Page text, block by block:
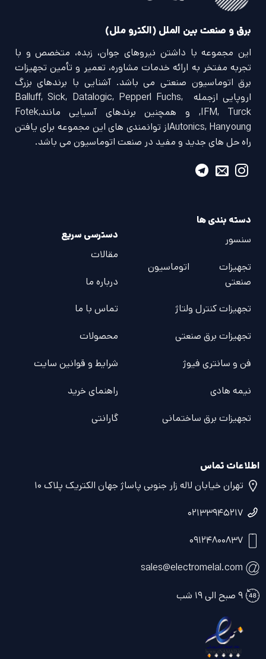
برق و صنعت بین الملل (الکترو ملل)
این مجموعه با داشتن نیروهای جوان، زبده، متخصص و با
تجربه مفتخر به ارائه خدمات مشاوره، تعمیر و تأمین تجهیزات
برق اتوماسیون صنعتی می باشد. آشنایی با برندهای بزرگ
اروپایی ازجمله Balluff, Sick, Datalogic, Pepperl Fuchs,
IFM, Turck, و همچنین برندهای آسیایی مانندFotek,
Autonics, Hanyoungاز توانمندی های این مجموعه برای یافتن
راه حل های جدید و مفید در صنعت اتوماسیون می باشد.
دسته بندی ها
سنسور
تجهیزات اتوماسیون
صنعتی
تجهیزات کنترل ولتاژ
تجهیزات برق صنعتی
فن و سانتری فیوژ
نیمه هادی
تجهیزات برق ساختمانی
دسترسی سریع
مقالات
درباره ما
تماس با ما
محصولات
شرایط و قوانین سایت
راهنمای خرید
گارانتی
اطلاعات تماس
تهران خیابان لاله زار جنوبی پاساژ جهان الکتریک پلاک ۱۰
۰۲۱۳۳۹۴۵۲۱۷
۰۹۱۲۴۸۰۰۸۳۷
sales@electromelal.com